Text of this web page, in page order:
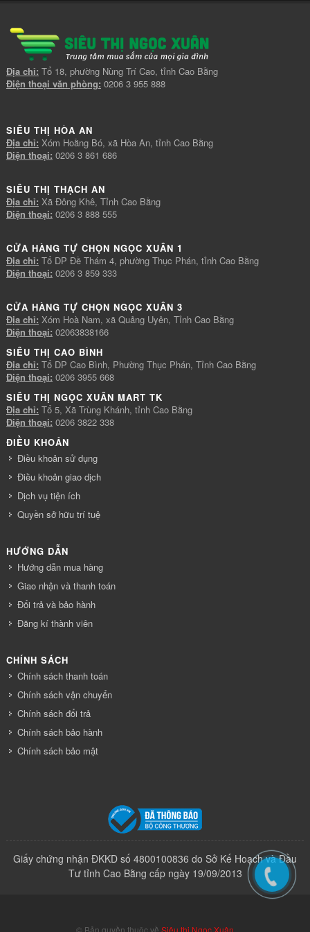
Địa chỉ: Tổ 18, phường Nùng Trí Cao, tỉnh Cao Bằng
Điện thoại văn phòng: 0206 3 955 888
SIÊU THỊ HÒA AN
Địa chỉ: Xóm Hoằng Bó, xã Hòa An, tỉnh Cao Bằng
Điện thoại: 0206 3 861 686
SIÊU THỊ THẠCH AN
Địa chỉ: Xã Đông Khê, Tỉnh Cao Bằng
Điện thoại: 0206 3 888 555
CỬA HÀNG TỰ CHỌN NGỌC XUÂN 1
Địa chỉ: Tổ DP Đề Thám 4, phường Thục Phán, tỉnh Cao Bằng
Điện thoại: 0206 3 859 333
CỬA HÀNG TỰ CHỌN NGỌC XUÂN 3
Địa chỉ: Xóm Hoà Nam, xã Quảng Uyên, Tỉnh Cao Bằng
Điện thoại: 02063838166
SIÊU THỊ CAO BÌNH
Địa chỉ: Tổ DP Cao Bình, Phường Thục Phán, Tỉnh Cao Bằng
Điện thoại: 0206 3955 668
SIÊU THỊ NGỌC XUÂN MART TK
Địa chỉ: Tổ 5, Xã Trùng Khánh, tỉnh Cao Bằng
Điện thoại: 0206 3822 338
ĐIỀU KHOẢN
Điều khoản sử dụng
Điều khoản giao dịch
Dịch vụ tiện ích
Quyền sở hữu trí tuệ
HƯỚNG DẪN
Hướng dẫn mua hàng
Giao nhận và thanh toán
Đổi trả và bảo hành
Đăng kí thành viên
CHÍNH SÁCH
Chính sách thanh toán
Chính sách vận chuyển
Chính sách đổi trả
Chính sách bảo hành
Chính sách bảo mật
Giấy chứng nhận ĐKKD số 4800100836 do Sở Kế Hoạch và Đầu
Tư tỉnh Cao Bằng cấp ngày 19/09/2013